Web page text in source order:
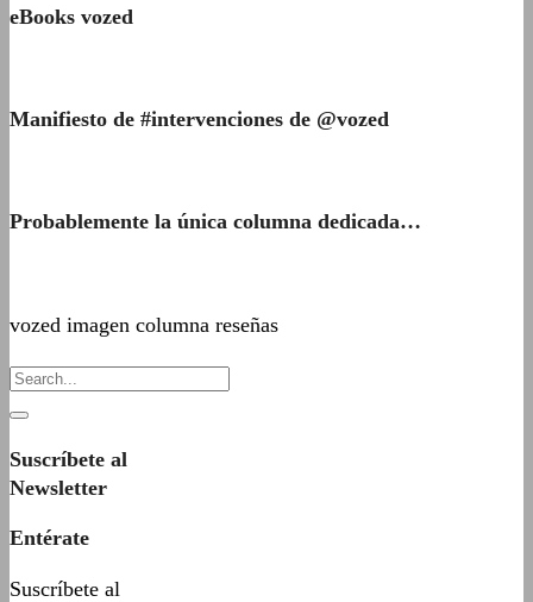
eBooks vozed
Manifiesto de #intervenciones de @vozed
Probablemente la única columna dedicada…
vozed imagen columna reseñas
Suscríbete al
Newsletter
Entérate
Suscríbete al